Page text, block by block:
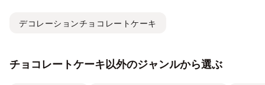
デコレーションチョコレートケーキ
チョコレートケーキ以外のジャンルから選ぶ